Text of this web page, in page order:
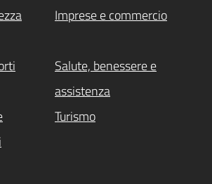
Imprese e commercio
Salute, benessere e
assistenza
Turismo